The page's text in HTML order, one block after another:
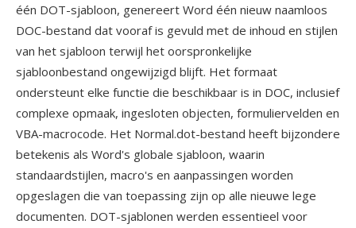
één DOT-sjabloon, genereert Word één nieuw naamloos
DOC-bestand dat vooraf is gevuld met de inhoud en stijlen
van het sjabloon terwijl het oorspronkelijke
sjabloonbestand ongewijzigd blijft. Het formaat
ondersteunt elke functie die beschikbaar is in DOC, inclusief
complexe opmaak, ingesloten objecten, formuliervelden en
VBA-macrocode. Het Normal.dot-bestand heeft bijzondere
betekenis als Word's globale sjabloon, waarin
standaardstijlen, macro's en aanpassingen worden
opgeslagen die van toepassing zijn op alle nieuwe lege
documenten. DOT-sjablonen werden essentieel voor